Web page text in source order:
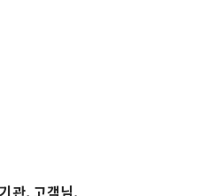
관, 고객님.